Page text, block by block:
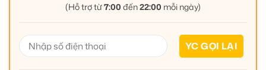
(Hỗ trợ từ7:00 đến22:00 mỗi ngày)